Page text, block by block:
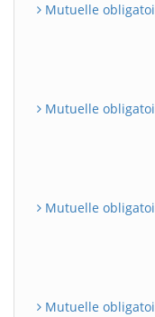
Mutuelle
Mutuelle
Mutuelle
Mutuelle